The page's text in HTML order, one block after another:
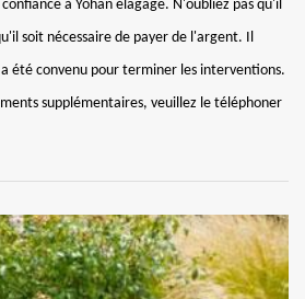
à Yohan élagage. N'oubliez pas qu'il
soit nécessaire de payer de l'argent. Il
a été convenu pour terminer les interventions.
supplémentaires, veuillez le téléphoner